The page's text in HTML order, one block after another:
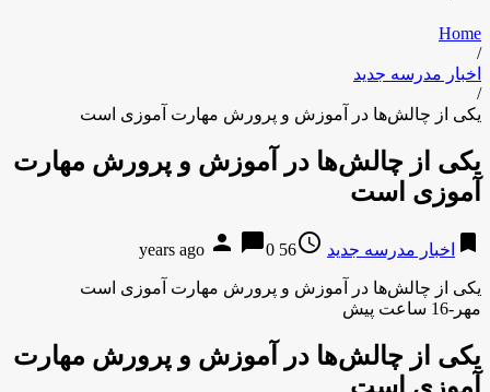
Home
/
اخبار مدرسه جدید
/
یکی از چالش‌ها در آموزش و پرورش مهارت آموزی است
یکی از چالش‌ها در آموزش و پرورش مهارت
آموزی است
bookmark اخبار مدرسه جدید access_time
56 years ago
person chat_bubble0
یکی از چالش‌ها در آموزش و پرورش مهارت آموزی است
مهر-16 ساعت پیش
یکی از چالش‌ها در آموزش و پرورش مهارت
آموزی است